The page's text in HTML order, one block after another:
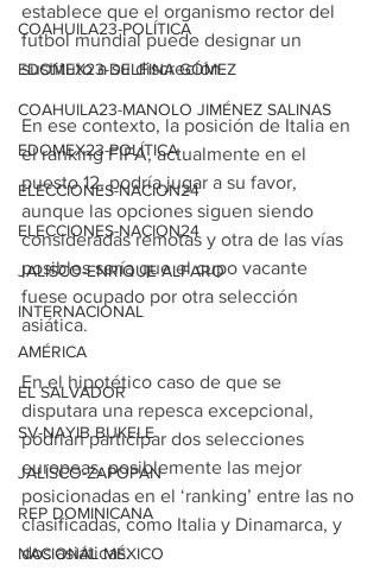
COAHUILA23-POLÍTICA
EDOMEX23-DELFINA GÓMEZ
COAHUILA23-MANOLO JIMÉNEZ SALINAS
EDOMEX23-POLÍTICA
ELECCIONES-NACION24
ELECCIONES-NACION24
JALISCO-ENRIQUE ALFARO
INTERNACIONAL
AMÉRICA
EL SALVADOR
SV-NAYIB BUKELE
JALISCO-ZAPOPAN
REP DOMINICANA
NACIONAL MÉXICO
establece que el organismo rector del
futbol mundial puede designar un
sustituto a su discreción.
En ese contexto, la posición de Italia en
el ranking FIFA, actualmente en el
puesto 12, podría jugar a su favor,
aunque las opciones siguen siendo
consideradas remotas y otra de las vías
posibles sería que el cupo vacante
fuese ocupado por otra selección
asiática.
En el hipotético caso de que se
disputara una repesca excepcional,
podrían participar dos selecciones
europeas, posiblemente las mejor
posicionadas en el ‘ranking’ entre las no
clasificadas, como Italia y Dinamarca, y
dos asiáticas.